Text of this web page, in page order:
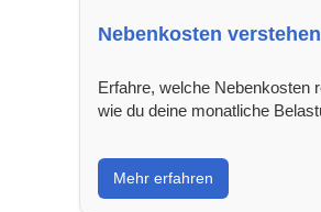
Nebenkosten verstehen
Erfahre, welche Nebenkosten
wie du deine monatliche
Mehr erfahren